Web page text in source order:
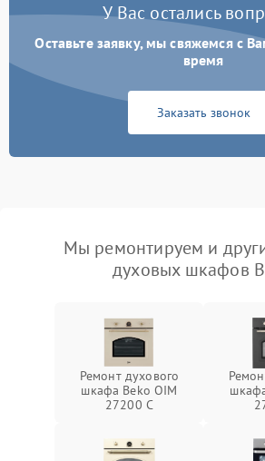
У Вас остались
Оставьте заявку, мы свяжемся с
время
Заказать звонок
Мы ремонтируем и
духовых шкафов
Ремонт духового
шкафа Beko OIM
27200 C